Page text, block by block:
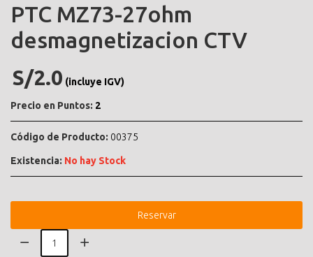
PTC MZ73-27ohm
desmagnetizacion CTV
S/2.0 (incluye IGV)
Precio en Puntos: 2
Código de Producto: 00375
Existencia: No hay Stock
Reservar